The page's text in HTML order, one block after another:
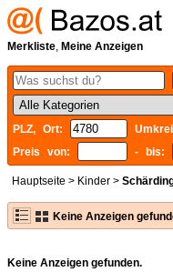
Merkliste, Meine Anzeigen
PLZ, Ort:
Preis von:
- bis:
Hauptseite > Kinder >
Keine Anzeigen
Keine Anzeigen gefunden.